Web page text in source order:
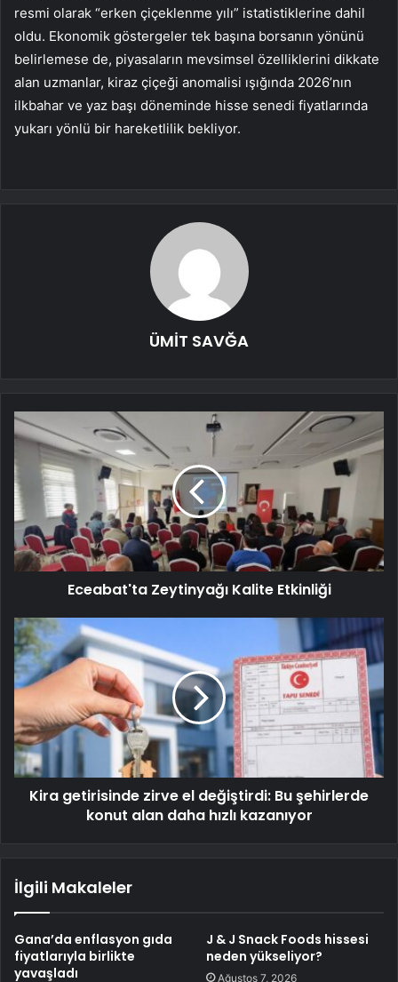
resmi olarak “erken çiçeklenme yılı” istatistiklerine dahil
oldu. Ekonomik göstergeler tek başına borsanın yönünü
belirlemese de, piyasaların mevsimsel özelliklerini dikkate
alan uzmanlar, kiraz çiçeği anomalisi ışığında 2026’nın
ilkbahar ve yaz başı döneminde hisse senedi fiyatlarında
yukarı yönlü bir hareketlilik bekliyor.
ÜMİT SAVĞA
Eceabat'ta Zeytinyağı Kalite Etkinliği
Kira getirisinde zirve el değiştirdi: Bu şehirlerde
konut alan daha hızlı kazanıyor
İlgili Makaleler
Gana’da enflasyon gıda
fiyatlarıyla birlikte
yavaşladı
J & J Snack Foods hissesi
neden yükseliyor?
Ağustos 7, 2026